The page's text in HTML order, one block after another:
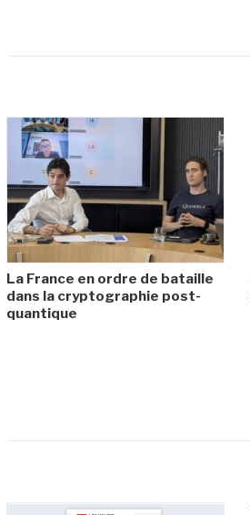
La France en ordre de bataille
dans la cryptographie post-
quantique